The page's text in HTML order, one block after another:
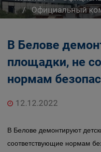
Официальный
В Белове
площадки, не
нормам
12.12.2022
В Белове демонтируют
соответствующие нормам